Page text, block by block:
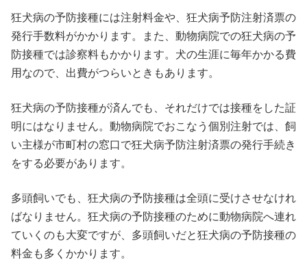
狂犬病の予防接種には注射料金や、狂犬病予防注射済票の
発行手数料がかかります。また、動物病院での狂犬病の予
防接種では診察料もかかります。犬の生涯に毎年かかる費
用なので、出費がつらいときもあります。
狂犬病の予防接種が済んでも、それだけでは接種をした証
明にはなりません。動物病院でおこなう個別注射では、飼
い主様が市町村の窓口で狂犬病予防注射済票の発行手続き
をする必要があります。
多頭飼いでも、狂犬病の予防接種は全頭に受けさせなけれ
ばなりません。狂犬病の予防接種のために動物病院へ連れ
ていくのも大変ですが、多頭飼いだと狂犬病の予防接種の
料金も多くかかります。